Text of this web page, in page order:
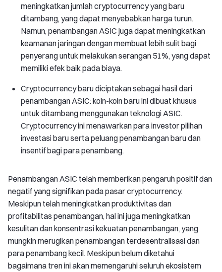
meningkatkan jumlah cryptocurrency yang baru
ditambang, yang dapat menyebabkan harga turun.
Namun, penambangan ASIC juga dapat meningkatkan
keamanan jaringan dengan membuat lebih sulit bagi
penyerang untuk melakukan serangan 51%, yang dapat
memiliki efek baik pada biaya.
Cryptocurrency baru diciptakan sebagai hasil dari
penambangan ASIC: koin-koin baru ini dibuat khusus
untuk ditambang menggunakan teknologi ASIC.
Cryptocurrency ini menawarkan para investor pilihan
investasi baru serta peluang penambangan baru dan
insentif bagi para penambang.
Penambangan ASIC telah memberikan pengaruh positif dan
negatif yang signifikan pada pasar cryptocurrency.
Meskipun telah meningkatkan produktivitas dan
profitabilitas penambangan, hal ini juga meningkatkan
kesulitan dan konsentrasi kekuatan penambangan, yang
mungkin merugikan penambangan terdesentralisasi dan
para penambang kecil. Meskipun belum diketahui
bagaimana tren ini akan memengaruhi seluruh ekosistem